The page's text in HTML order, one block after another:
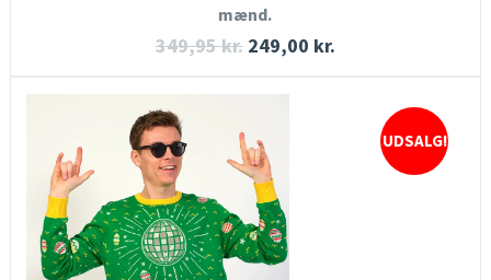
mænd.
349,95kr. 249,00 kr.
UDSALG!
HURTIGT KIG
SE MERE